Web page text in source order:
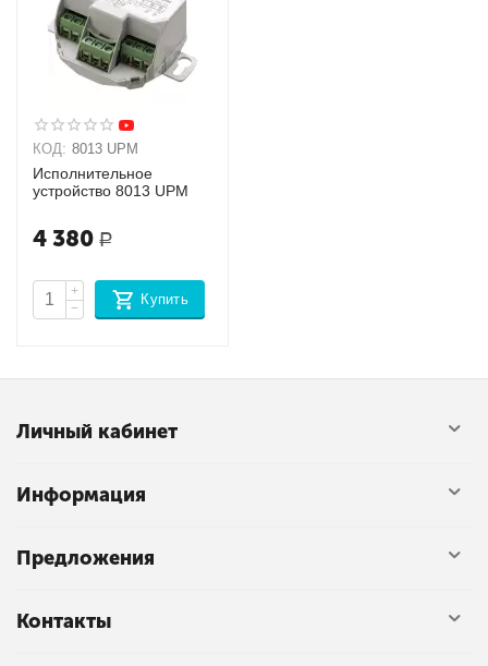
КОД: 8013 UPM
Исполнительное
устройство 8013 UPM
4 380 Р
+
−
Купить
Личный кабинет
Информация
Предложения
Контакты